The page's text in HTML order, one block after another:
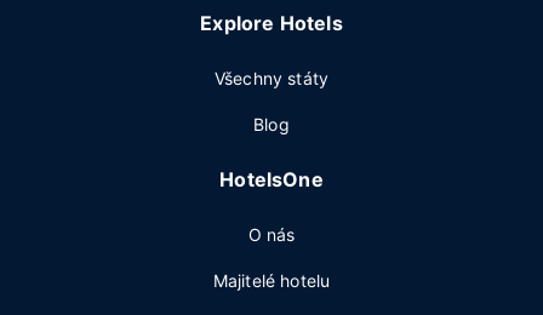
Explore Hotels
Všechny státy
Blog
HotelsOne
O nás
Majitelé hotelu